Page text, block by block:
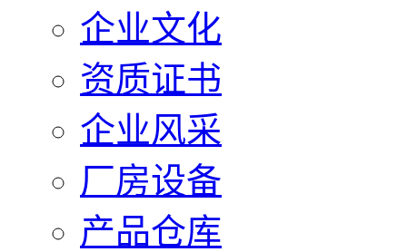
企业文化
资质证书
企业风采
厂房设备
产品仓库